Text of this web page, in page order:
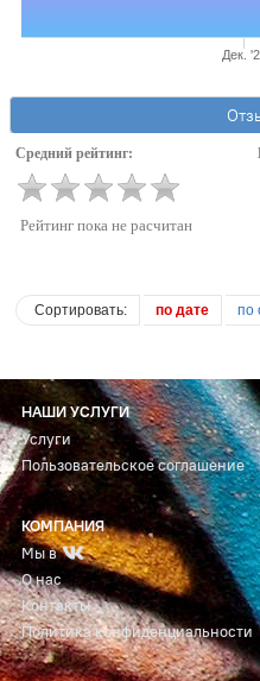
Дек.
Средний рейтинг:
Рейтинг пока не расчитан
Сортировать: по дате по
НАШИ УСЛУГИ
Услуги
Пользовательское соглашение
КОМПАНИЯ
Мы в
О нас
Контакты
Политика конфиденциальности